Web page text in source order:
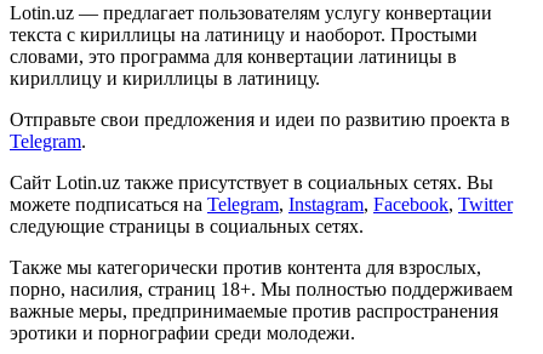
Lotin.uz — предлагает пользователям услугу конвертации
текста с кириллицы на латиницу и наоборот. Простыми
словами, это программа для конвертации латиницы в
кириллицу и кириллицы в латиницу.
Отправьте свои предложения и идеи по развитию проекта в
Telegram.
Сайт Lotin.uz также присутствует в социальных сетях. Вы
можете подписаться на Telegram, Instagram, Facebook, Twitter
следующие страницы в социальных сетях.
Также мы категорически против контента для взрослых,
порно, насилия, страниц 18+. Мы полностью поддерживаем
важные меры, предпринимаемые против распространения
эротики и порнографии среди молодежи.